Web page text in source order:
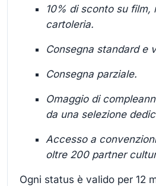
10% di sconto su film,
cartoleria.
Consegna standard e
Consegna parziale.
Omaggio di
da una selezione
Accesso a
oltre 200 partner
Ogni status è valido per 12